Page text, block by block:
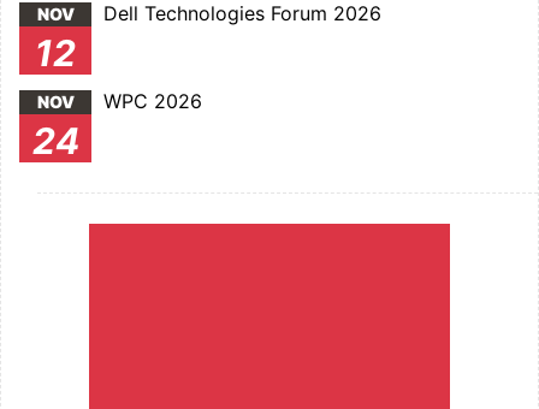
NOV
12
Dell Technologies Forum 2026
NOV
24
WPC 2026